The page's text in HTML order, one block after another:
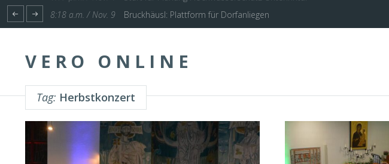
1:17 p.m. / Nov. 4 Start für Planung Hochwasserschutz Unterinntal
VERO ONLINE
Tag: Herbstkonzert